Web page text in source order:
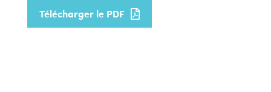
Télécharger le PDF